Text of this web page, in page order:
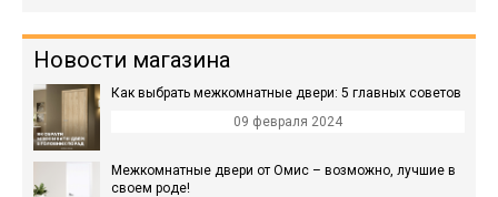
Новости магазина
Как выбрать межкомнатные двери: 5 главных советов
09 февраля 2024
Межкомнатные двери от Омис – возможно, лучшие в
своем роде!